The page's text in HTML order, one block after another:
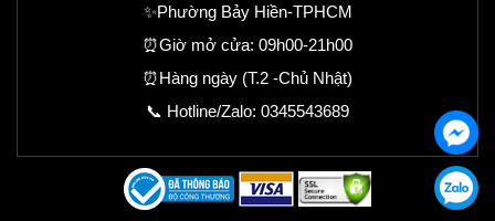
✨Phường Bảy Hiền-TPHCM
⏰Giờ mở cửa: 09h00-21h00
⏰Hàng ngày (T.2 -Chủ Nhật)
📞 Hotline/Zalo: 0345543689